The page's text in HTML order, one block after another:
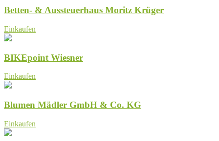
Betten- & Aussteuerhaus Moritz Krüger
Einkaufen
BIKEpoint Wiesner
Einkaufen
Blumen Mädler GmbH & Co. KG
Einkaufen